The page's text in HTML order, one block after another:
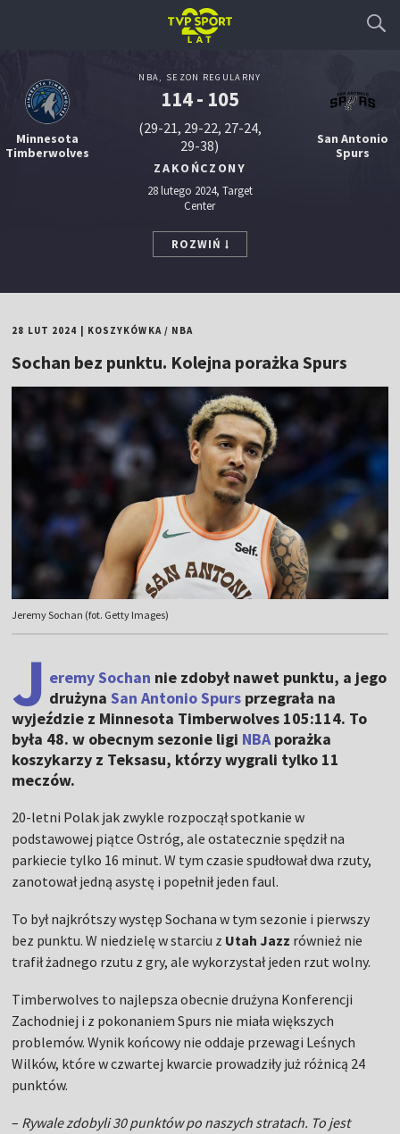
Minnesota
Timberwolves
NBA, SEZON REGULARNY
114 - 105
(29-21, 29-22, 27-24,
29-38)
ZAKOŃCZONY
28 lutego 2024, Target
Center
San Antonio
Spurs
ROZWIŃ
28 LUT 2024 KOSZYKÓWKA/ NBA
Sochan bez punktu. Kolejna porażka Spurs
Jeremy Sochan (fot. Getty Images)
J eremy Sochan nie zdobył nawet punktu, a jego
drużynaSan Antonio Spurs przegrała na
wyjeździe z Minnesota Timberwolves 105:114. To
była 48. w obecnym sezonie ligi NBAporażka
koszykarzy z Teksasu, którzy wygrali tylko 11
meczów.
20-letni Polak jak zwykle rozpoczął spotkanie w
podstawowej piątce Ostróg, ale ostatecznie spędził na
parkiecie tylko 16 minut. W tym czasie spudłował dwa rzuty,
zanotował jedną asystę i popełnił jeden faul.
To był najkrótszy występ Sochana w tym sezonie i pierwszy
bez punktu. W niedzielę w starciu z Utah Jazz również nie
trafił żadnego rzutu z gry, ale wykorzystał jeden rzut wolny.
Timberwolves to najlepsza obecnie drużyna Konferencji
Zachodniej i z pokonaniem Spurs nie miała większych
problemów. Wynik końcowy nie oddaje przewagi Leśnych
Wilków, które w czwartej kwarcie prowadziły już różnicą 24
punktów.
– Rywale zdobyli 30 punktów po naszych stratach. To jest